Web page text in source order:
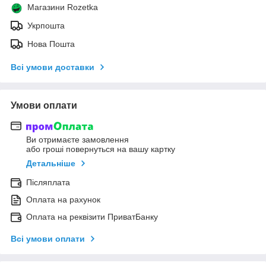
Магазини Rozetka
Укрпошта
Нова Пошта
Всі умови доставки
Умови оплати
Ви отримаєте замовлення
або гроші повернуться на вашу картку
Детальніше
Післяплата
Оплата на рахунок
Оплата на реквізити ПриватБанку
Всі умови оплати